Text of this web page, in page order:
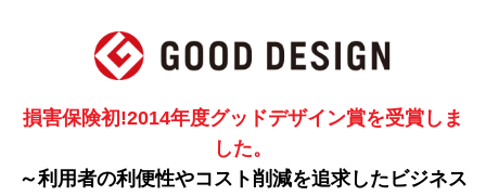
損害保険初!2014年度グッドデザイン賞を受賞しま
した。
～利用者の利便性やコスト削減を追求したビジネス